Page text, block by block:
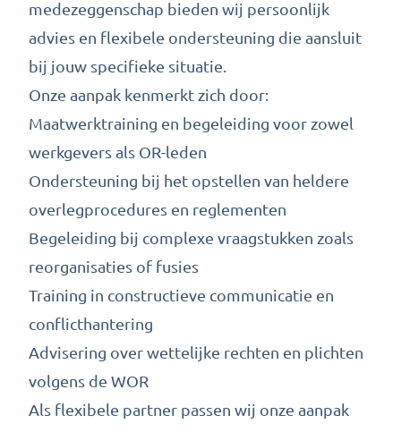
medezeggenschap bieden wij persoonlijk
advies en flexibele ondersteuning die aansluit
bij jouw specifieke situatie.
Onze aanpak kenmerkt zich door:
Maatwerktraining en begeleiding voor zowel
werkgevers als OR-leden
Ondersteuning bij het opstellen van heldere
overlegprocedures en reglementen
Begeleiding bij complexe vraagstukken zoals
reorganisaties of fusies
Training in constructieve communicatie en
conflicthantering
Advisering over wettelijke rechten en plichten
volgens de WOR
Als flexibele partner passen wij onze aanpak